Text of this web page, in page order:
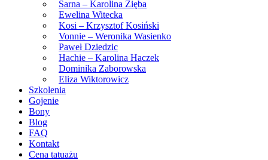
Sarna – Karolina Zięba
Ewelina Witecka
Kosi – Krzysztof Kosiński
Vonnie – Weronika Wasienko
Paweł Dziedzic
Hachie – Karolina Haczek
Dominika Zaborowska
Eliza Wiktorowicz
Szkolenia
Gojenie
Bony
Blog
FAQ
Kontakt
Cena tatuażu